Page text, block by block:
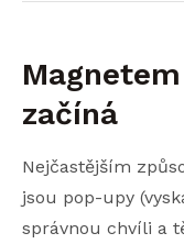
začíná
Nejčastějším
jsou pop-upy
správnou chvíli a